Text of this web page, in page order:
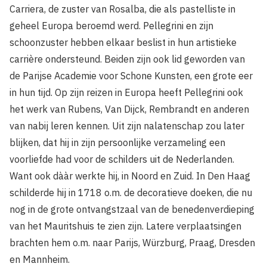
Carriera, de zuster van Rosalba, die als pastelliste in
geheel Europa beroemd werd. Pellegrini en zijn
schoonzuster hebben elkaar beslist in hun artistieke
carrière ondersteund. Beiden zijn ook lid geworden van
de Parijse Academie voor Schone Kunsten, een grote eer
in hun tijd. Op zijn reizen in Europa heeft Pellegrini ook
het werk van Rubens, Van Dijck, Rembrandt en anderen
van nabij leren kennen. Uit zijn nalatenschap zou later
blijken, dat hij in zijn persoonlijke verzameling een
voorliefde had voor de schilders uit de Nederlanden.
Want ook dààr werkte hij, in Noord en Zuid. In Den Haag
schilderde hij in 1718 o.m. de decoratieve doeken, die nu
nog in de grote ontvangstzaal van de benedenverdieping
van het Mauritshuis te zien zijn. Latere verplaatsingen
brachten hem o.m. naar Parijs, Würzburg, Praag, Dresden
en Mannheim.